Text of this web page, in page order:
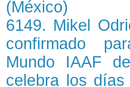
(México)
6149. Mikel
confirmado
Mundo IAAF
celebra los